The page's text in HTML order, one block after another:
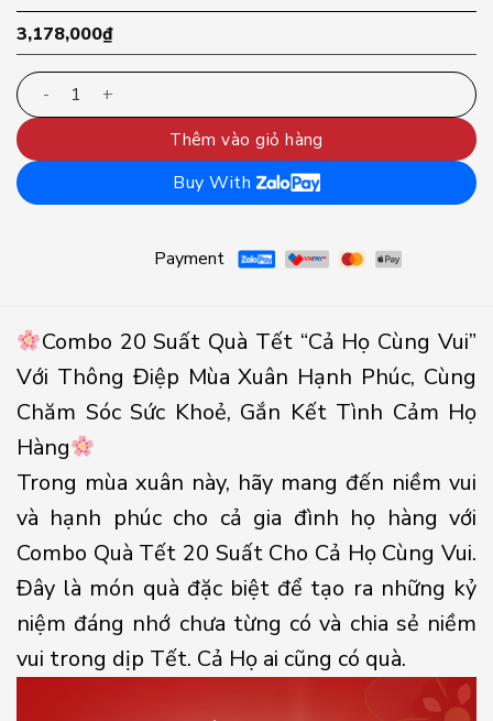
3,178,000₫
Combo Quà Tết Cả Họ Cùng Vui số lượng
Thêm vào giỏ hàng
Buy With
Payment
Combo 20 Suất Quà Tết “Cả Họ Cùng Vui”
Với Thông Điệp Mùa Xuân Hạnh Phúc, Cùng
Chăm Sóc Sức Khoẻ, Gắn Kết Tình Cảm Họ
Hàng
Trong mùa xuân này, hãy mang đến niềm vui
và hạnh phúc cho cả gia đình họ hàng với
Combo Quà Tết 20 Suất Cho Cả Họ Cùng Vui.
Đây là món quà đặc biệt để tạo ra những kỷ
niệm đáng nhớ chưa từng có và chia sẻ niềm
vui trong dịp Tết. Cả Họ ai cũng có quà.